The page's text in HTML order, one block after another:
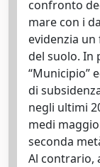
confronto
mare con i
evidenzia
del suolo. In
“Municipio”
di
negli ultimi
medi
seconda
Al contrario,